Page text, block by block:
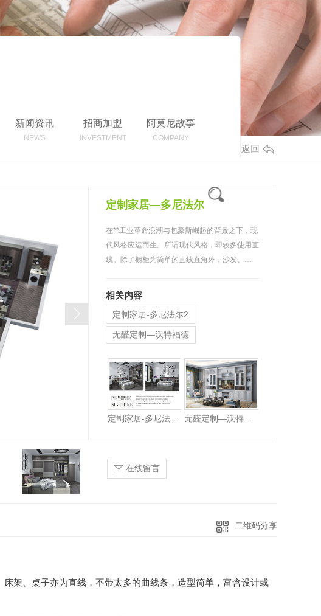
新闻资讯
NEWS
招商加盟
INVESTMENT
阿莫尼故事
COMPANY
返回
定制家居—多尼法尔
在**工业革命浪潮与包豪斯崛起的背景之下，现
代风格应运而生。所谓现代风格，即较多使用直
线。除了橱柜为简单的直线直角外，沙发、…
相关内容
定制家居-多尼法尔2
无醛定制—沃特福德
定制家居-多尼法尔2
在线留言
二维码分享
架、桌子亦为直线，不带太多的曲线条，造型简单，富含设计或